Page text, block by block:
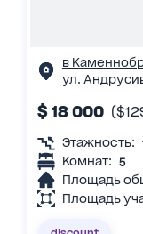
в
ул.
$ 18 000
Этажность:
Комнат: 5
Площадь
Площадь